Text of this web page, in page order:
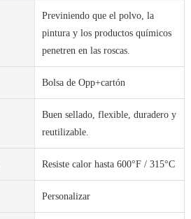
Previniendo que el polvo, la
pintura y los productos químicos
penetren en las roscas.
Bolsa de Opp+cartón
Buen sellado, flexible, duradero y
reutilizable.
Resiste calor hasta 600°F / 315°C
Personalizar